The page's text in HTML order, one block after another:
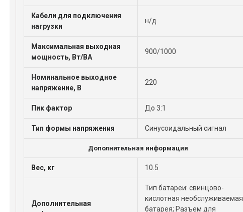
Кабели для подключения
нагрузки
н/д
Максимальная выходная
мощность, Вт/ВА
900/1000
Номинальное выходное
напряжение, В
220
Пик фактор До 3:1
Тип формы напряжения Синусоидальный сигнал
Дополнительная информация
Вес, кг 10.5
Дополнительная
Тип батареи: свинцово-
кислотная необслуживаемая
батарея; Разъем для